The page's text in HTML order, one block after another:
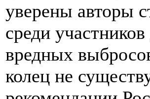
уверены авторы
среди
вредных
колец не